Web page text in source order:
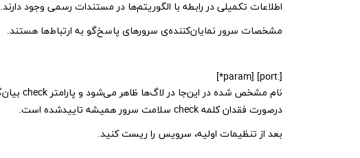
اطلاعات تکمیلی در رابطه با الگوریتم‌ها در مستندات رسمی وجود دارند.
مشخصات سرور نمایان‌کننده‌ی سرور‌های پاسخ‌گو به ارتباط‌ها هستند.
[:port] [param*]
درصورت فقدان کلمه check سلامت سرور همیشه تاییدشده است.
بعد از تنظیمات اولیه، سرویس را ریست کنید.